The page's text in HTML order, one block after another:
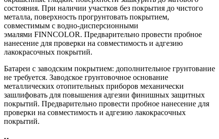
состояния. При наличии участков без покрытия до чистого
металла, поверхность прогрунтовать покрытием,
совместимым с водно-дисперсионными
эмалями FINNCOLOR. Предварительно провести пробное
нанесение для проверки на совместимость и адгезию
лакокрасочных покрытий.
Батареи с заводским покрытием: дополнительное грунтование
не требуется. Заводское грунтовочное основание
металлических отопительных приборов механически
зашлифовать для повышения адгезии финишных защитных
покрытий. Предварительно провести пробное нанесение для
проверки на совместимость и адгезию лакокрасочных
покрытий.